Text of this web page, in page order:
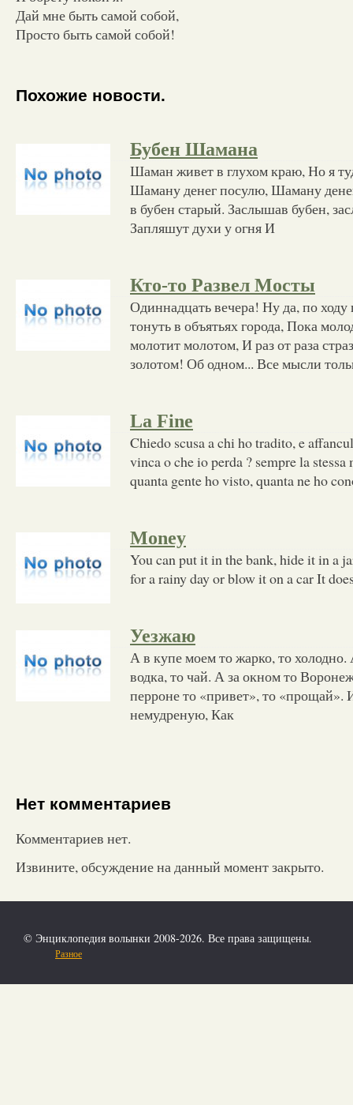
Дай мне быть самой собой,
Просто быть самой собой!
Похожие новости.
Бубен Шамана
Шаман живет в глухом краю, Но я
Шаману денег посулю, Шаману
в бубен старый. Заслышав бубен,
Запляшут духи у огня И
Кто-то Развел Мосты
Одиннадцать вечера! Ну да, по
тонуть в объятьях города, Пока
молотит молотом, И раз от раза
золотом! Об одном... Все мысли
La Fine
Chiedo scusa a chi ho tradito, e
vinca o che io perda ? sempre la
quanta gente ho visto, quanta ne ho
Money
You can put it in the bank, hide it in a
for a rainy day or blow it on a car It
Уезжаю
А в купе моем то жарко, то
водка, то чай. А за окном то
перроне то «привет», то «прощай».
немудреную, Как
Нет комментариев
Комментариев нет.
Извините, обсуждение на данный момент закрыто.
© Энциклопедия волынки 2008-2026. Все права защищены.
Разное